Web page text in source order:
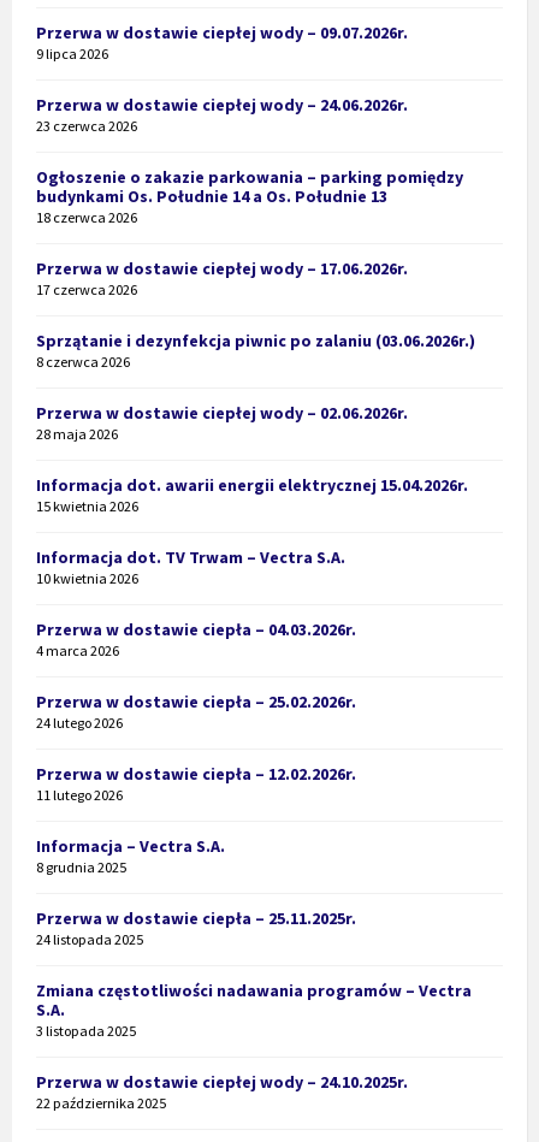
Przerwa w dostawie ciepłej wody – 09.07.2026r.
9 lipca 2026
Przerwa w dostawie ciepłej wody – 24.06.2026r.
23 czerwca 2026
Ogłoszenie o zakazie parkowania – parking pomiędzy
budynkami Os. Południe 14 a Os. Południe 13
18 czerwca 2026
Przerwa w dostawie ciepłej wody – 17.06.2026r.
17 czerwca 2026
Sprzątanie i dezynfekcja piwnic po zalaniu (03.06.2026r.)
8 czerwca 2026
Przerwa w dostawie ciepłej wody – 02.06.2026r.
28 maja 2026
Informacja dot. awarii energii elektrycznej 15.04.2026r.
15 kwietnia 2026
Informacja dot. TV Trwam – Vectra S.A.
10 kwietnia 2026
Przerwa w dostawie ciepła – 04.03.2026r.
4 marca 2026
Przerwa w dostawie ciepła – 25.02.2026r.
24 lutego 2026
Przerwa w dostawie ciepła – 12.02.2026r.
11 lutego 2026
Informacja – Vectra S.A.
8 grudnia 2025
Przerwa w dostawie ciepła – 25.11.2025r.
24 listopada 2025
Zmiana częstotliwości nadawania programów – Vectra
S.A.
3 listopada 2025
Przerwa w dostawie ciepłej wody – 24.10.2025r.
22 października 2025